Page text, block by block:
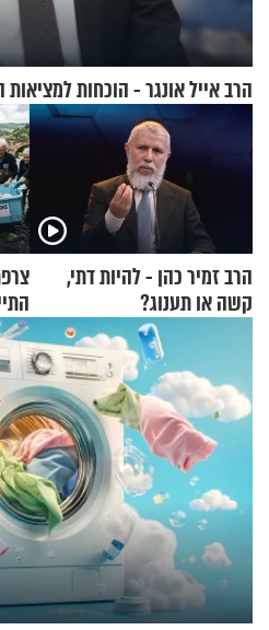
הרב אייל אונגר - הוכחות למציאות
הרב זמיר כהן - להיות דתי,
קשה או תענוג?